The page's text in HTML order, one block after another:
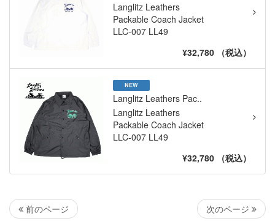
Langlitz Leathers
Packable Coach Jacket
LLC-007 LL49
¥32,780 （税込）
NEW
Langlitz Leathers Pac..
Langlitz Leathers
Packable Coach Jacket
LLC-007 LL49
¥32,780 （税込）
前のページ 次のページ